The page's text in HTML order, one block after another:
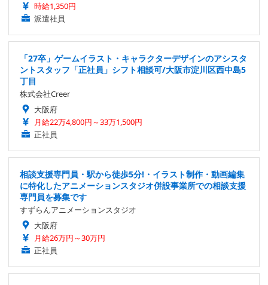
時給1,350円
派遣社員
「27卒」ゲームイラスト・キャラクターデザインのアシスタ
ントスタッフ「正社員」シフト相談可/大阪市淀川区西中島5
丁目
株式会社Creer
大阪府
月給22万4,800円～33万1,500円
正社員
相談支援専門員・駅から徒歩5分!・イラスト制作・動画編集
に特化したアニメーションスタジオ併設事業所での相談支援
専門員を募集です
すずらんアニメーションスタジオ
大阪府
月給26万円～30万円
正社員